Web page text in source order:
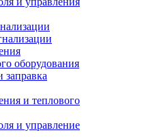
оборудования
заправка
и теплового
и управление